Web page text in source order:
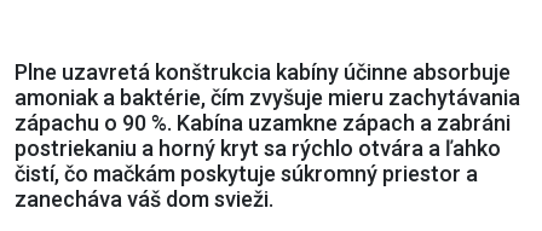
Plne uzavretá konštrukcia kabíny účinne absorbuje
amoniak a baktérie, čím zvyšuje mieru zachytávania
zápachu o 90 %. Kabína uzamkne zápach a zabráni
postriekaniu a horný kryt sa rýchlo otvára a ľahko
čistí, čo mačkám poskytuje súkromný priestor a
zanecháva váš dom svieži.